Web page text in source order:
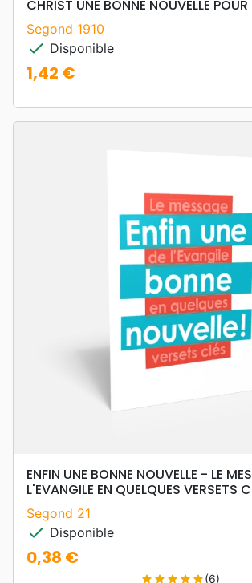
CHRIST UNE BONNE NOUVELLE
Segond 1910
check Disponible
Prix
1,42 €
ENFIN UNE BONNE NOUVELLE - LE
L'EVANGILE EN QUELQUES VERSETS
Segond 21
check Disponible
Prix
0,38 €
star star star star star(6)